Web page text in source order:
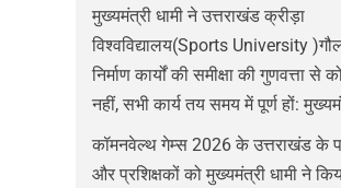
मुख्यमंत्री धामी ने उत्तराखंड क्रीड़ा
विश्वविद्यालय(Sports University
निर्माण कार्यों की समीक्षा की गुणवत्ता से
नहीं, सभी कार्य तय समय में पूर्ण हों:
कॉमनवेल्थ गेम्स 2026 के उत्तराखंड के
और प्रशिक्षकों को मुख्यमंत्री धामी ने